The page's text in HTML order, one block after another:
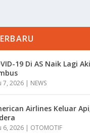
19 Di AS Naik Lagi
7, 2026 | NEWS
Airlines Keluar
6, 2026 | OTOMOTIF